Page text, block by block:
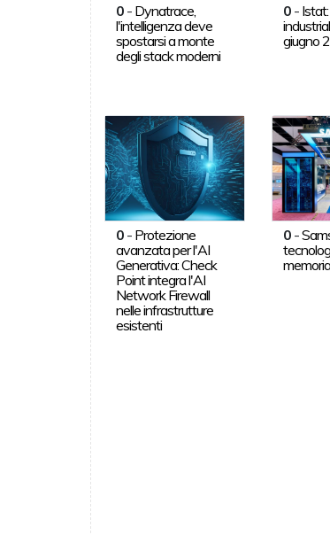
0- Dynatrace,
l'intelligenza deve
spostarsi a monte
degli stack moderni
0 -
giugno
0- Protezione
avanzata per l'AI
Generativa: Check
Point integra l'AI
Network Firewall
nelle infrastrutture
esistenti
0 -